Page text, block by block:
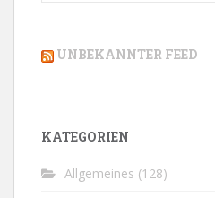
UNBEKANNTER FEED
KATEGORIEN
Allgemeines (128)